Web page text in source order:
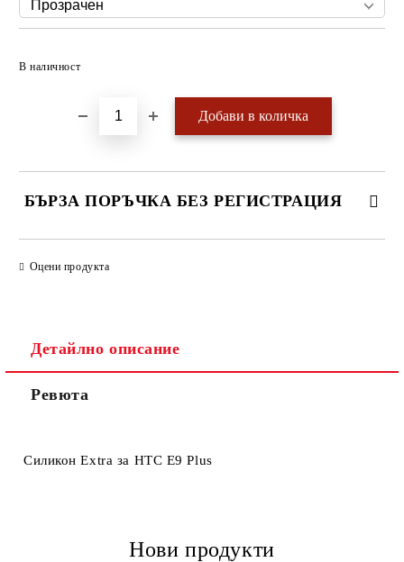
В наличност
БЪРЗА ПОРЪЧКА БЕЗ РЕГИСТРАЦИЯ
Оцени продукта
Детайлно описание
Ревюта
Силикон Extra за HTC Е9 Plus
Нови продукти